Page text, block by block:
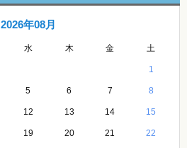
2026年08月
水 木 金 土
1
5 6 7 8
12 13 14 15
19 20 21 22